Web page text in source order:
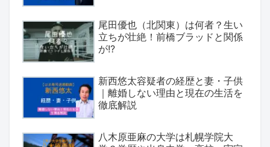
尾田優也（北関東）は何者？生い
立ちが壮絶！前橋ブラッドと関係
が!?
新西悠太容疑者の経歴と妻・子供
｜離婚しない理由と現在の生活を
徹底解説
八木原亜麻の大学は札幌学院大